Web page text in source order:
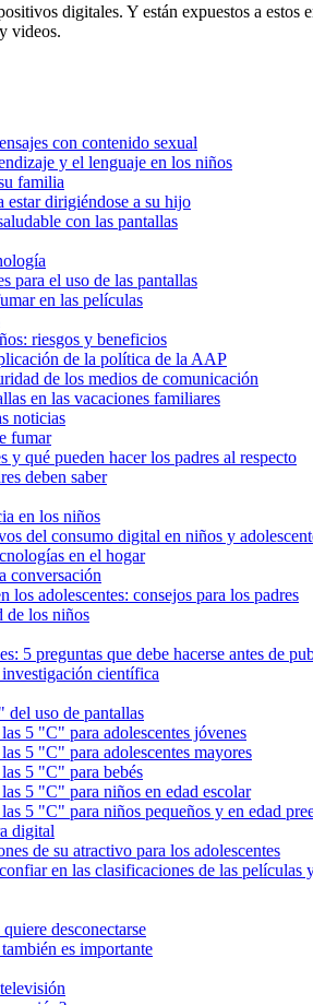
digitales. Y están expuestos a
videos.​
con contenido sexual
y el lenguaje en los niños
familia
dirigiéndose a su hijo
con las pantallas
para el uso de las pantallas
en las películas
riesgos y beneficios
de la política de la AAP
de los medios de comunicación
en las vacaciones familiares
noticias
fumar
y qué pueden hacer los padres al respecto
deben saber
en los niños
del consumo digital en niños y
en el hogar
conversación
los adolescentes: consejos para los padres
de los niños
5 preguntas que debe hacerse antes de
científica
uso de pantallas
5 "C" para adolescentes jóvenes
5 "C" para adolescentes mayores
5 "C" para bebés
5 "C" para niños en edad escolar
5 "C" para niños pequeños y en edad
digital
de su atractivo para los adolescentes
en las clasificaciones de las películas
desconectarse
es importante